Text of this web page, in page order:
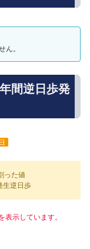
ん。
間逆日歩発
った値
生逆日歩
表示しています。